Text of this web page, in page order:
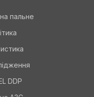
пальне
DDP